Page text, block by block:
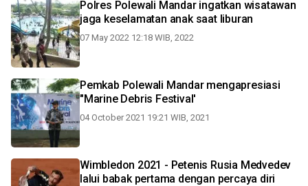
Polres Polewali Mandar ingatkan wisatawan
jaga keselamatan anak saat liburan
07 May 2022 12:18 WIB, 2022
Pemkab Polewali Mandar mengapresiasi
"Marine Debris Festival'
04 October 2021 19:21 WIB, 2021
Wimbledon 2021 - Petenis Rusia Medvedev
lalui babak pertama dengan percaya diri